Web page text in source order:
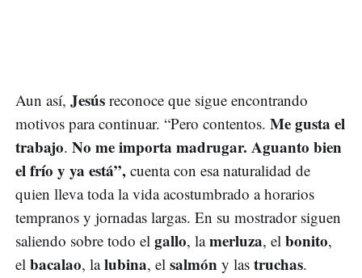
Aun así, Jesús reconoce que sigue encontrando
motivos para continuar. “Pero contentos. Me gusta el
trabajo. No me importa madrugar. Aguanto bien
el frío y ya está”, cuenta con esa naturalidad de
quien lleva toda la vida acostumbrado a horarios
tempranos y jornadas largas. En su mostrador siguen
saliendo sobre todo el gallo, lamerluza, el bonito,
el bacalao, lalubina, el salmón y las truchas.